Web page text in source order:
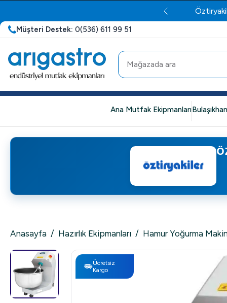
Müşteri Destek: 0(536) 611 99 51
Ana Mutfak Ekipmanları
Anasayfa / Hazırlık Ekipmanları / Hamur Yoğurma
Ücretsiz
Kargo